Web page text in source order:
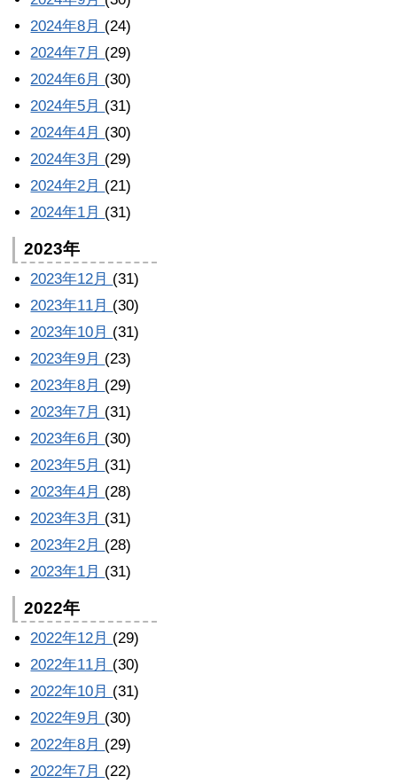
2024年8月 (24)
2024年7月 (29)
2024年6月 (30)
2024年5月 (31)
2024年4月 (30)
2024年3月 (29)
2024年2月 (21)
2024年1月 (31)
2023年
2023年12月 (31)
2023年11月 (30)
2023年10月 (31)
2023年9月 (23)
2023年8月 (29)
2023年7月 (31)
2023年6月 (30)
2023年5月 (31)
2023年4月 (28)
2023年3月 (31)
2023年2月 (28)
2023年1月 (31)
2022年
2022年12月 (29)
2022年11月 (30)
2022年10月 (31)
2022年9月 (30)
2022年8月 (29)
2022年7月 (22)